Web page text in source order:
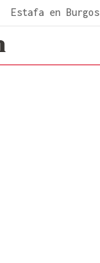
Estafa en Burgos